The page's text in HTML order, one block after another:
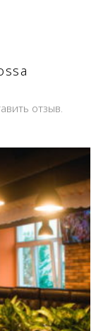
отзыв.